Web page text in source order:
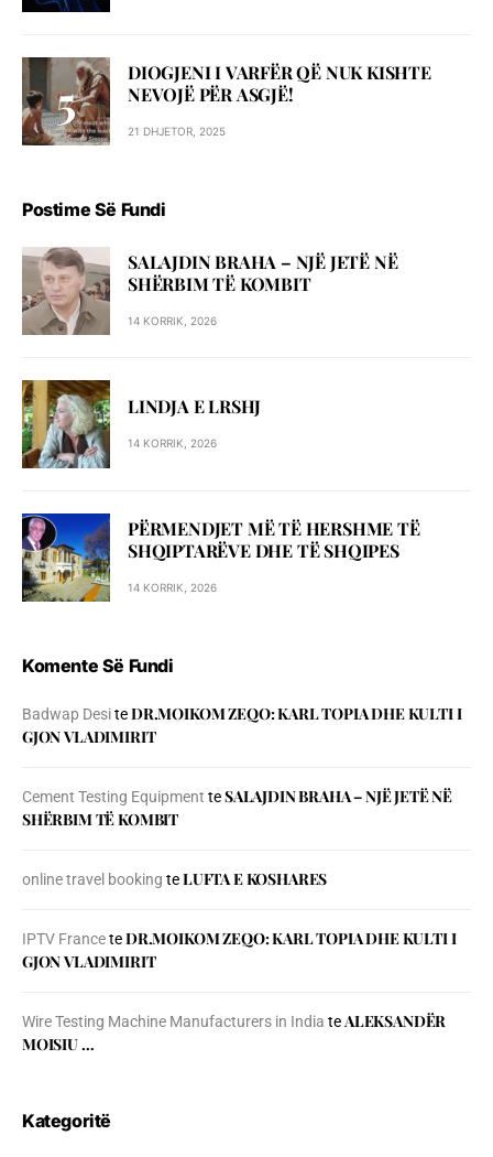
DIOGJENI I VARFËR QË NUK KISHTE
NEVOJË PËR ASGJË!
21 DHJETOR, 2025
Postime Së Fundi
SALAJDIN BRAHA – NJЁ JETЁ NЁ
SHЁRBIM TЁ KOMBIT
14 KORRIK, 2026
LINDJA E LRSHJ
14 KORRIK, 2026
PËRMENDJET MË TË HERSHME TË
SHQIPTARËVE DHE TË SHQIPES
14 KORRIK, 2026
Komente Së Fundi
Badwap DesiteDR.MOIKOM ZEQO: KARL TOPIA DHE KULTI I
GJON VLADIMIRIT
Cement Testing Equipment teSALAJDIN BRAHA – NJЁ JETЁ NЁ
SHЁRBIM TЁ KOMBIT
online travel booking teLUFTA E KOSHARES
IPTV FranceteDR.MOIKOM ZEQO: KARL TOPIA DHE KULTI I
GJON VLADIMIRIT
Wire Testing Machine Manufacturers in India teALEKSANDËR
MOISIU …
Kategoritë